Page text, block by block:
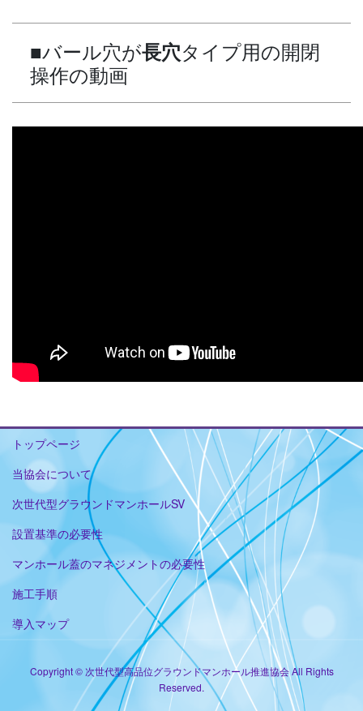
■バール穴が長穴タイプ用の開閉
操作の動画
トップページ
当協会について
次世代型グラウンドマンホールSV
設置基準の必要性
マンホール蓋のマネジメントの必要性
施工手順
導入マップ
Copyright © 次世代型高品位グラウンドマンホール推進協会 All Rights
Reserved.